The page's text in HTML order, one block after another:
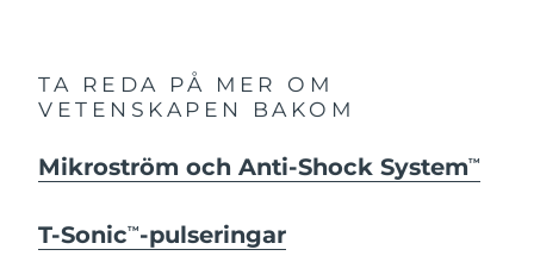
TA REDA PÅ MER OM
VETENSKAPEN BAKOM
Mikroström och Anti-Shock SystemTM
T-SonicTM -pulseringar